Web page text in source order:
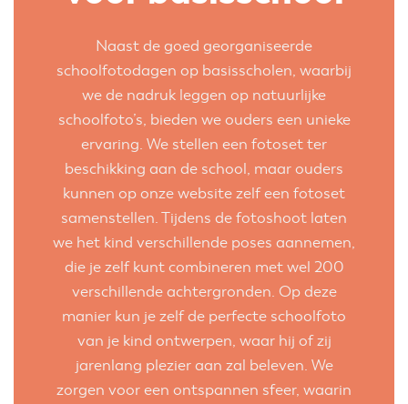
Naast de goed georganiseerde
schoolfotodagen op basisscholen, waarbij
we de nadruk leggen op natuurlijke
schoolfoto’s, bieden we ouders een unieke
ervaring. We stellen een fotoset ter
beschikking aan de school, maar ouders
kunnen op onze website zelf een fotoset
samenstellen. Tijdens de fotoshoot laten
we het kind verschillende poses aannemen,
die je zelf kunt combineren met wel 200
verschillende achtergronden. Op deze
manier kun je zelf de perfecte schoolfoto
van je kind ontwerpen, waar hij of zij
jarenlang plezier aan zal beleven. We
zorgen voor een ontspannen sfeer, waarin